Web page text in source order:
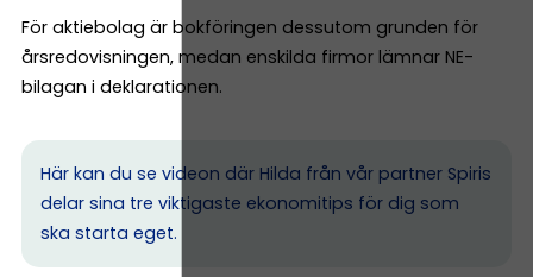
För aktiebolag är bokföringen dessutom grunden för
årsredovisningen, medan enskilda firmor lämnar NE-
bilagan i deklarationen.
Här kan du se videon där Hilda från vår partner Spiris
delar sina tre viktigaste ekonomitips för dig som
ska starta eget.